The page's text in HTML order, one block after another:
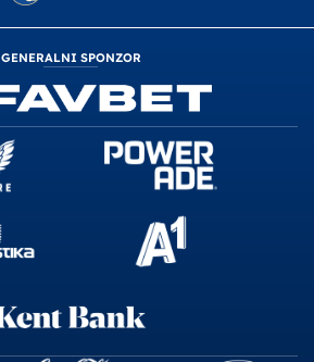
GENERALNI SPONZOR